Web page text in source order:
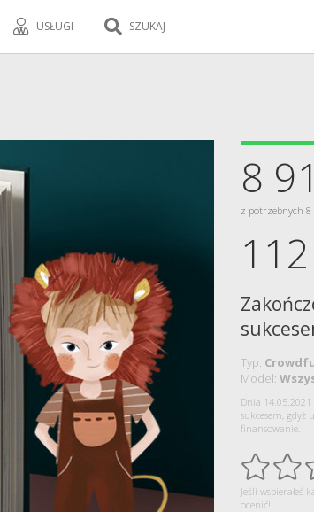
USŁUGI SZUKAJ
8
z potrzebnych 8
112
Typ:
Model:
Dnia
sukcesem, gdyż
finansowanie.
Jeśli wspierałeś
ocenić!